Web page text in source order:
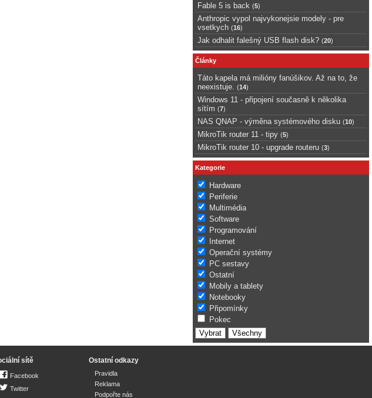
Fable 5 is back (5)
Anthropic vypol najvykonejsie modely - pre
vsetkych (16)
Jak odhalit falešný USB flash disk? (20)
Články
Táto kapela má milióny fanúšikov. Až na to, že
neexistuje.
(14)
Windows 11 - připojení současně k několika
sítím (7)
NAS QNAP - výměna systémového disku (10)
MikroTik router 11 - tipy (5)
MikroTik router 10 - upgrade routeru (3)
Kategorie
Hardware
Periferie
Multimédia
Software
Programování
Internet
Operační systémy
PC sestavy
Ostatní
Mobily a tablety
Notebooky
Připomínky
Pokec
sítě
Facebook
Twitter
Ostatní odkazy
Pravidla
Reklama
Podpořte nás